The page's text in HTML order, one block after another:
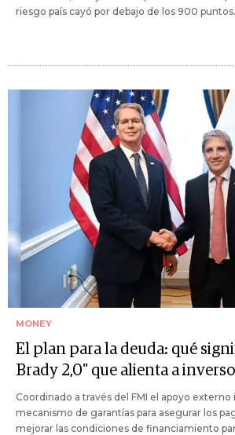
riesgo país cayó por debajo de los 900 puntos.
MONEY
El plan para la deuda: qué
Brady 2,0" que alienta a
Coordinado a través del FMI el apoyo externo
mecanismo de garantías para asegurar los
mejorar las condiciones de financiamiento